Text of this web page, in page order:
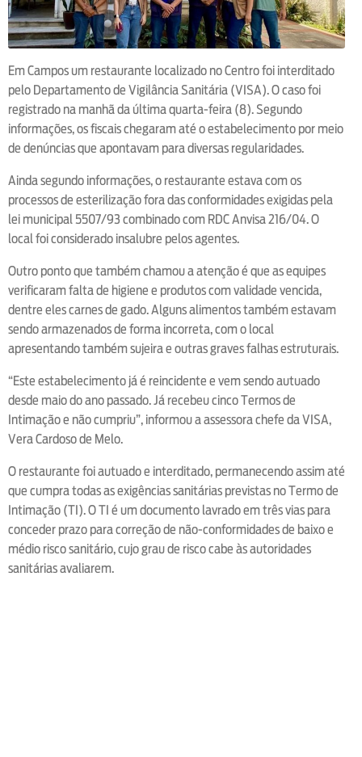
Em Campos um restaurante localizado no Centro foi interditado
pelo Departamento de Vigilância Sanitária (VISA). O caso foi
registrado na manhã da última quarta-feira (8). Segundo
informações, os fiscais chegaram até o estabelecimento por meio
de denúncias que apontavam para diversas regularidades.
Ainda segundo informações, o restaurante estava com os
processos de esterilização fora das conformidades exigidas pela
lei municipal 5507/93 combinado com RDC Anvisa 216/04. O
local foi considerado insalubre pelos agentes.
Outro ponto que também chamou a atenção é que as equipes
verificaram falta de higiene e produtos com validade vencida,
dentre eles carnes de gado. Alguns alimentos também estavam
sendo armazenados de forma incorreta, com o local
apresentando também sujeira e outras graves falhas estruturais.
“Este estabelecimento já é reincidente e vem sendo autuado
desde maio do ano passado. Já recebeu cinco Termos de
Intimação e não cumpriu”, informou a assessora chefe da VISA,
Vera Cardoso de Melo.
O restaurante foi autuado e interditado, permanecendo assim até
que cumpra todas as exigências sanitárias previstas no Termo de
Intimação (TI). O TI é um documento lavrado em três vias para
conceder prazo para correção de não-conformidades de baixo e
médio risco sanitário, cujo grau de risco cabe às autoridades
sanitárias avaliarem.